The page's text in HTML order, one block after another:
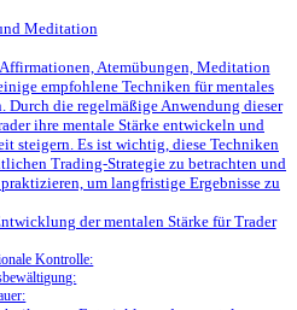
Meditation
Atemübungen, Meditation
empfohlene Techniken für mentales
Durch die regelmäßige Anwendung dieser
ihre mentale Stärke entwickeln und
steigern. Es ist wichtig, diese Techniken
Trading-Strategie zu betrachten und
um langfristige Ergebnisse zu
der mentalen Stärke für Trader
Kontrolle: